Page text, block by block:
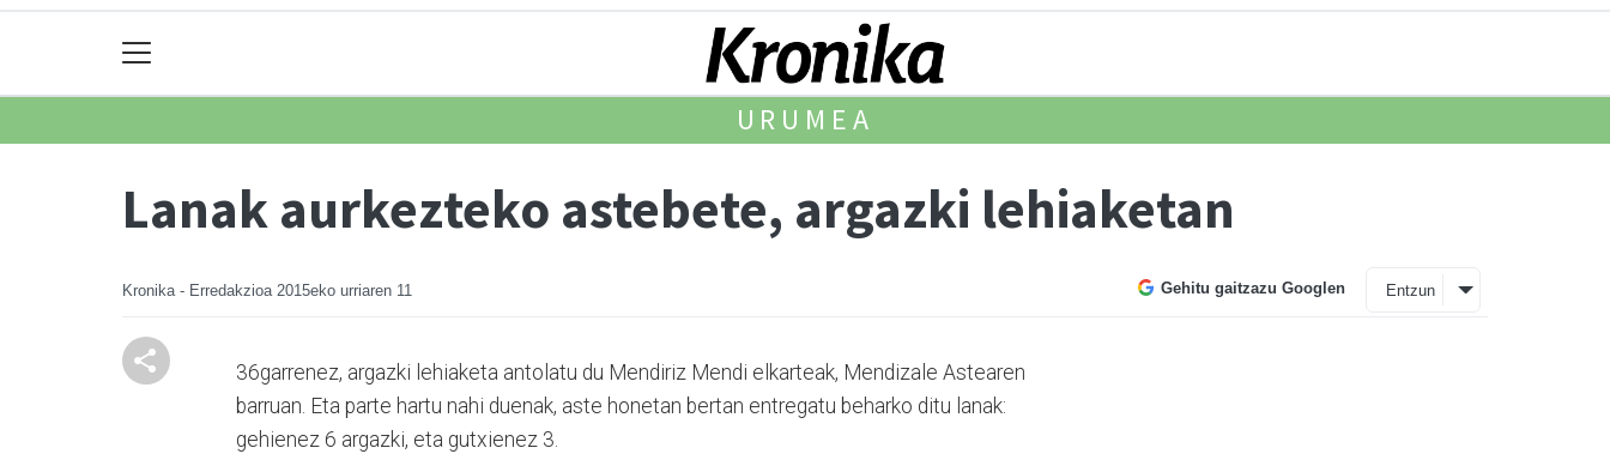
URUMEA
Lanak aurkezteko astebete, argazki lehiaketan
Kronika - Erredakzioa 2015eko urriaren 11 Gehitu gaitzazu Googlen Entzun
36garrenez, argazki lehiaketa antolatu du Mendiriz Men­di elkarteak, Mendizale Astea­ren
barruan. Eta parte hartu nahi duenak, aste honetan bertan entregatu beharko ditu lanak:
gehienez 6 argazki, eta gutxienez 3.